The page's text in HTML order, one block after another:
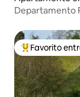
Departamento
Favorito entre
Favorito